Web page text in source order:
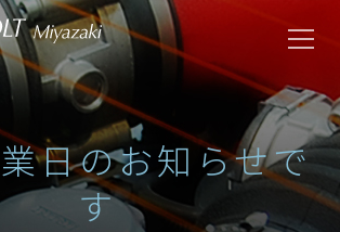
日のお知らせで
す